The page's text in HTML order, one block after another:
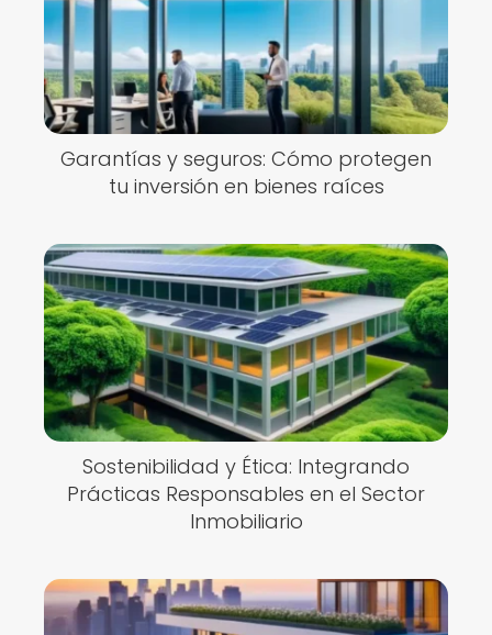
Garantías y seguros: Cómo protegen
tu inversión en bienes raíces
Sostenibilidad y Ética: Integrando
Prácticas Responsables en el Sector
Inmobiliario